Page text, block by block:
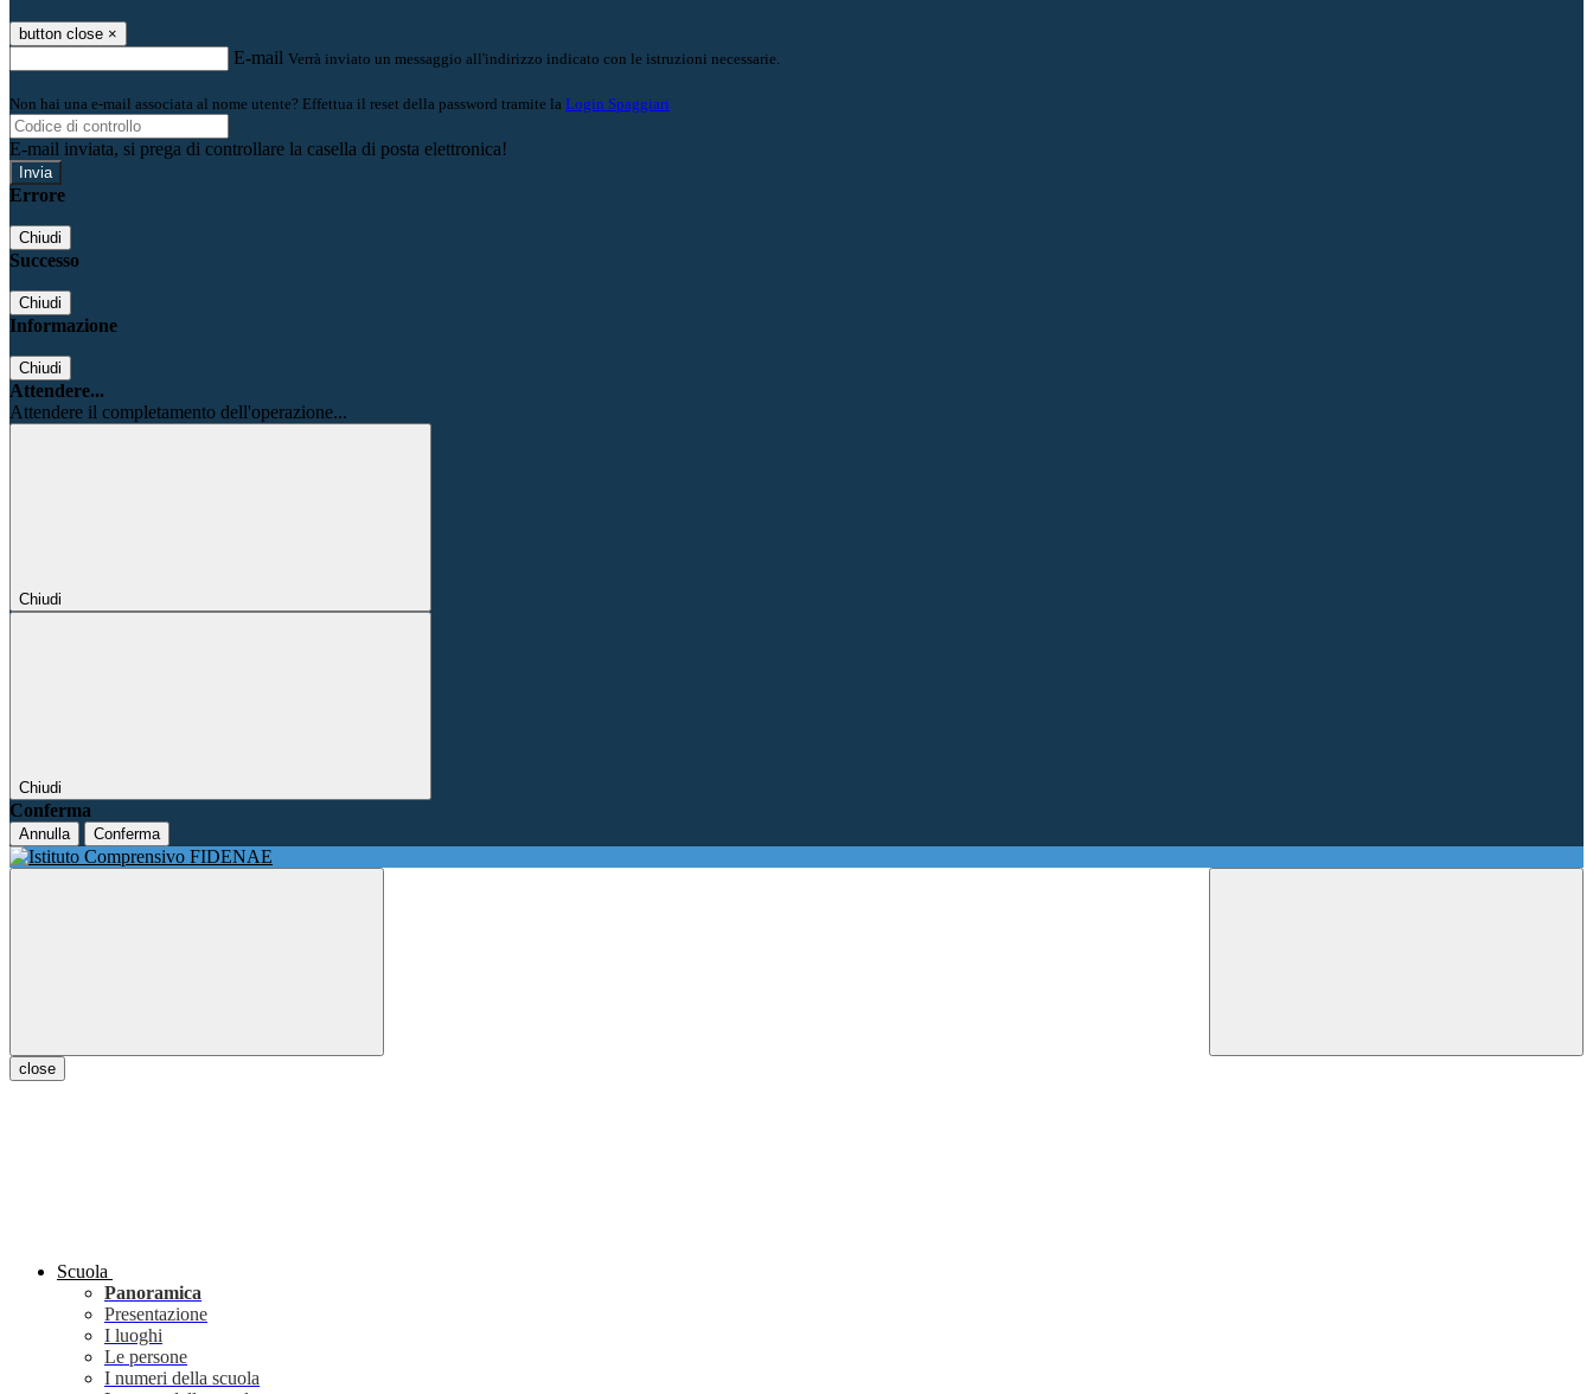
button close ×
E-mail Verrà inviato un messaggio all'indirizzo indicato con le istruzioni necessarie.
Non hai una e-mail associata al nome utente? Effettua il reset della password tramite la Login Spaggiari
E-mail inviata, si prega di controllare la casella di posta elettronica!
Errore
Chiudi
Successo
Chiudi
Informazione
Chiudi
Attendere...
Attendere il completamento dell'operazione...
Chiudi
Chiudi
Conferma
Annulla Conferma
close
Scuola
Panoramica
Presentazione
I luoghi
Le persone
I numeri della scuola